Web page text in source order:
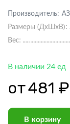
Производитель:
Размеры (ДхШхВ):
Вес:
В наличии 24 ед
от481 ₽
В корзину